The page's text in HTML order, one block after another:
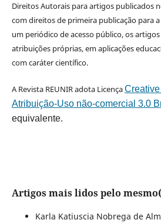
Direitos Autorais para artigos publicados
com direitos de primeira publicação para
um periódico de acesso público, os
atribuições próprias, em aplicações
com caráter científico.
A Revista REUNIR adota Licença
Atribuição-Uso não-comercial 3.0
equivalente.
Artigos mais lidos pelo
Karla Katiuscia Nobrega de